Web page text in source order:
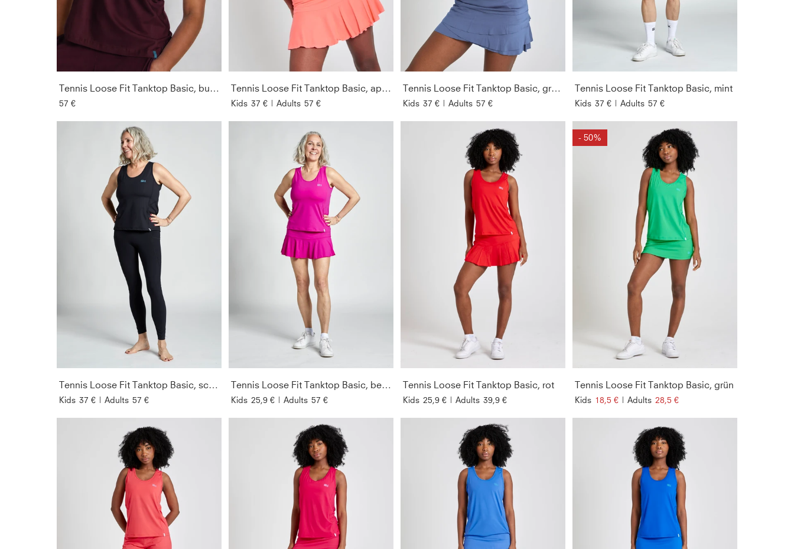
Tennis Loose Fit Tanktop Basic, burgunder rot
57 €
Tennis Loose Fit Tanktop Basic, apricot
Kids 37 € | Adults 57 €
Tennis Loose Fit Tanktop Basic, grau blau
Kids 37 € | Adults 57 €
Tennis Loose Fit Tanktop Basic, mint
Kids 37 € | Adults 57 €
Tennis Loose Fit Tanktop Basic, schwarz
Kids 37 € | Adults 57 €
Tennis Loose Fit Tanktop Basic, berry pink
Kids 25,9 € | Adults 57 €
Tennis Loose Fit Tanktop Basic, rot
Kids 25,9 € | Adults 39,9 €
- 50%
Tennis Loose Fit Tanktop Basic, grün
Kids 18,5 € | Adults 28,5 €